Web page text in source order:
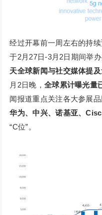
经过开幕前一周左右的持
于2月27日-3月2日期间举
天全球新闻与社交媒体提及
月2日晚， 全球累计曝光量
闻报道重点关注各大参展
华为、中兴、诺基亚、
“C位”。